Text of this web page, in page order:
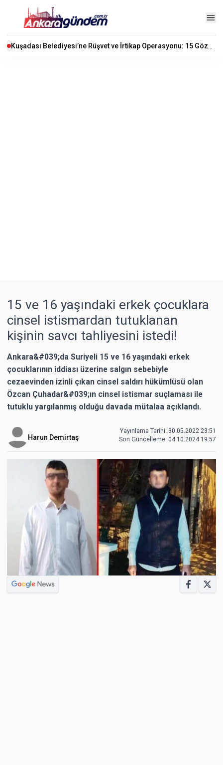
15 ve 16 yaşındaki erkek çocuklara
cinsel istismardan tutuklanan
kişinin savcı tahliyesini istedi!
Ankara&#039;da Suriyeli 15 ve 16 yaşındaki erkek
çocuklarının iddiası üzerine salgın sebebiyle
cezaevinden izinli çıkan cinsel saldırı hükümlüsü olan
Özcan Çuhadar&#039;ın cinsel istismar suçlaması ile
tutuklu yargılanmış olduğu davada mütalaa açıklandı.
Harun Demirtaş
Yayınlama Tarihi: 30.05.2022 23:51
Son Güncelleme: 04.10.2024 19:57